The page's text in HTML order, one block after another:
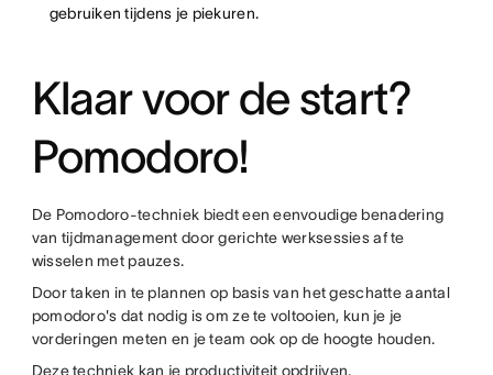
gebruiken tijdens je piekuren.
Klaar voor de start?
Pomodoro!
De Pomodoro-techniek biedt een eenvoudige benadering
van tijdmanagement door gerichte werksessies af te
wisselen met pauzes.
Door taken in te plannen op basis van het geschatte aantal
pomodoro's dat nodig is om ze te voltooien, kun je je
vorderingen meten en je team ook op de hoogte houden.
Deze techniek kan je productiviteit opdrijven,